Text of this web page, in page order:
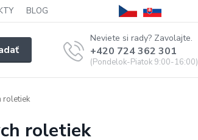
BLOG
Neviete si rady? Zavolajte.
+420 724 362 301
(Pondelok-Piatok 9:00-16:00)
roletiek
roletiek